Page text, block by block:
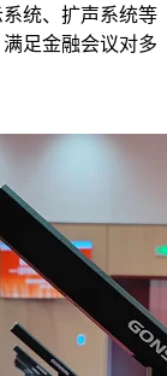
统、扩声系统等
足金融会议对多